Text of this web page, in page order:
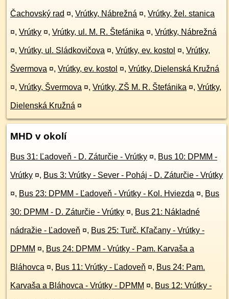
Čachovský rad ¤, Vrútky, Nábrežná ¤, Vrútky, žel. stanica
¤, Vrútky ¤, Vrútky, ul. M. R. Štefánika ¤, Vrútky, Nábrežná
¤, Vrútky, ul. Sládkovičova ¤, Vrútky, ev. kostol ¤, Vrútky,
Švermova ¤, Vrútky, ev. kostol ¤, Vrútky, Dielenská Kružná
¤, Vrútky, Švermova ¤, Vrútky, ZŠ M. R. Štefánika ¤, Vrútky,
Dielenská Kružná ¤
MHD v okolí
Bus 31: Ľadoveň - D. Záturčie - Vrútky ¤, Bus 10: DPMM -
Vrútky ¤, Bus 3: Vrútky - Sever - Poháj - D. Záturčie - Vrútky
¤, Bus 23: DPMM - Ľadoveň - Vrútky - Kol. Hviezda ¤, Bus
30: DPMM - D. Záturčie - Vrútky ¤, Bus 21: Nákladné
nádražie - Ľadoveň ¤, Bus 25: Turč. Kľačany - Vrútky -
DPMM ¤, Bus 24: DPMM - Vrútky - Pam. Karvaša a
Bláhovca ¤, Bus 11: Vrútky - Ľadoveň ¤, Bus 24: Pam.
Karvaša a Bláhovca - Vrútky - DPMM ¤, Bus 12: Vrútky -